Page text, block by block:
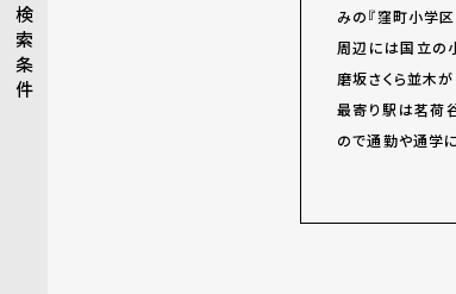
検
索
条
件
みの『窪町小学区
周辺には国立の
磨坂さくら並木
最寄り駅は茗荷
ので通勤や通学